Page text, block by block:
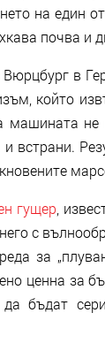
на един
почва и
в
който
не
встрани.
гущер ,
с
за
ценна за
бъдат